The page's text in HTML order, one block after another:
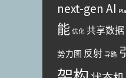
next-gen AI
能 优化 共享数据
势力图 反射 寻路